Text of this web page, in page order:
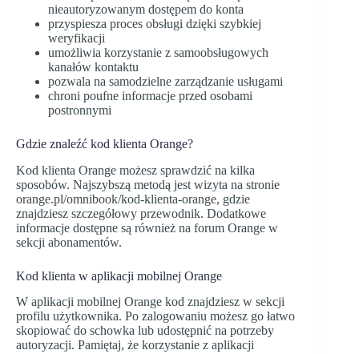
nieautoryzowanym dostępem do konta
przyspiesza proces obsługi dzięki szybkiej
weryfikacji
umożliwia korzystanie z samoobsługowych
kanałów kontaktu
pozwala na samodzielne zarządzanie usługami
chroni poufne informacje przed osobami
postronnymi
Gdzie znaleźć kod klienta Orange?
Kod klienta Orange możesz sprawdzić na kilka
sposobów. Najszybszą metodą jest wizyta na stronie
orange.pl/omnibook/kod-klienta-orange, gdzie
znajdziesz szczegółowy przewodnik. Dodatkowe
informacje dostępne są również na forum Orange w
sekcji abonamentów.
Kod klienta w aplikacji mobilnej Orange
W aplikacji mobilnej Orange kod znajdziesz w sekcji
profilu użytkownika. Po zalogowaniu możesz go łatwo
skopiować do schowka lub udostępnić na potrzeby
autoryzacji. Pamiętaj, że korzystanie z aplikacji